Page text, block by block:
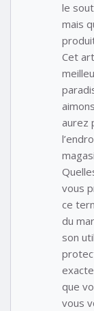
le
mais
Cet
aurez
vous
ce
du
son
que
vous